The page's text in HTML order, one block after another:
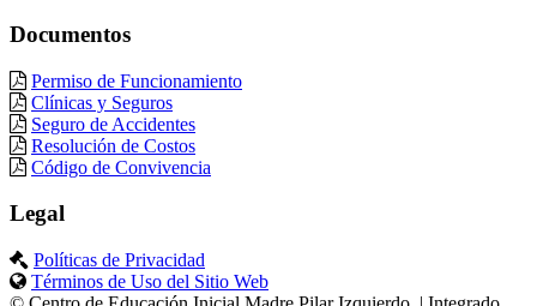
Documentos
Permiso de Funcionamiento
Clínicas y Seguros
Seguro de Accidentes
Resolución de Costos
Código de Convivencia
Legal
Políticas de Privacidad
Términos de Uso del Sitio Web